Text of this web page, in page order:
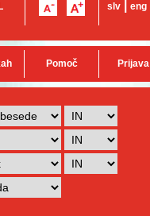
slv eng
Pomoč Prijava